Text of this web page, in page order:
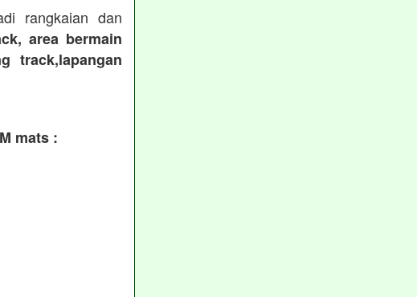
rangkaian dan
area bermain
track,lapangan
mats :